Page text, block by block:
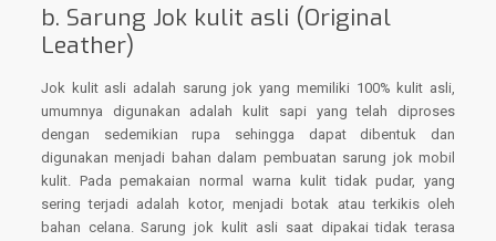
b. Sarung Jok kulit asli (Original
Leather)
Jok kulit asli adalah sarung jok yang memiliki 100% kulit asli,
umumnya digunakan adalah kulit sapi yang telah diproses
dengan sedemikian rupa sehingga dapat dibentuk dan
digunakan menjadi bahan dalam pembuatan sarung jok mobil
kulit. Pada pemakaian normal warna kulit tidak pudar, yang
sering terjadi adalah kotor, menjadi botak atau terkikis oleh
bahan celana. Sarung jok kulit asli saat dipakai tidak terasa